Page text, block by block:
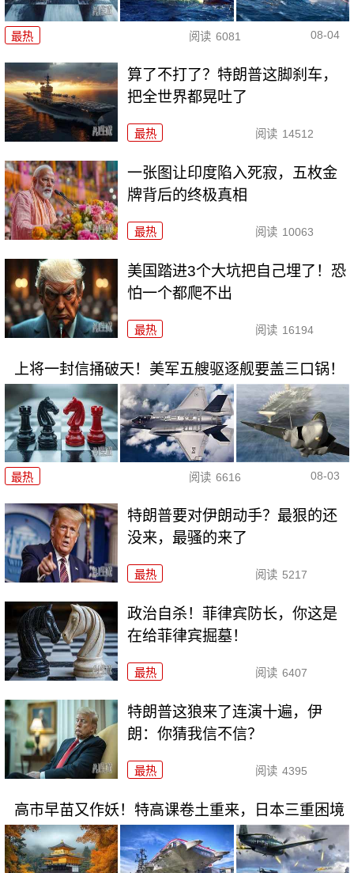
最热 阅读 6081 08-04
算了不打了？特朗普这脚刹车，
把全世界都晃吐了
最热 阅读 14512
一张图让印度陷入死寂，五枚金
牌背后的终极真相
最热 阅读 10063
美国踏进3个大坑把自己埋了！恐
怕一个都爬不出
最热 阅读 16194
上将一封信捅破天！美军五艘驱逐舰要盖三口锅！
最热 阅读 6616 08-03
特朗普要对伊朗动手？最狠的还
没来，最骚的来了
最热 阅读 5217
政治自杀！菲律宾防长，你这是
在给菲律宾掘墓！
最热 阅读 6407
特朗普这狼来了连演十遍，伊
朗：你猜我信不信？
最热 阅读 4395
高市早苗又作妖！特高课卷土重来，日本三重困境